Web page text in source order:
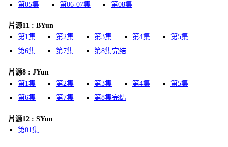
第05集
第06-07集 第08集
片源11 : BYun
第1集
第2集 第3集 第4集
第5集
第6集
第7集 第8集完结
片源8 : JYun
第1集
第2集 第3集 第4集
第5集
第6集
第7集 第8集完结
片源12 : SYun
第01集